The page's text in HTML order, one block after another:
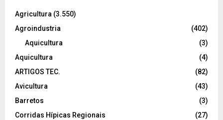
Agricultura (3.550)
Agroindustria
(402)
Aquicultura
(3)
Aquicultura
(4)
ARTIGOS TEC.
(82)
Avicultura
(43)
Barretos
(3)
Corridas Hípicas Regionais
(27)